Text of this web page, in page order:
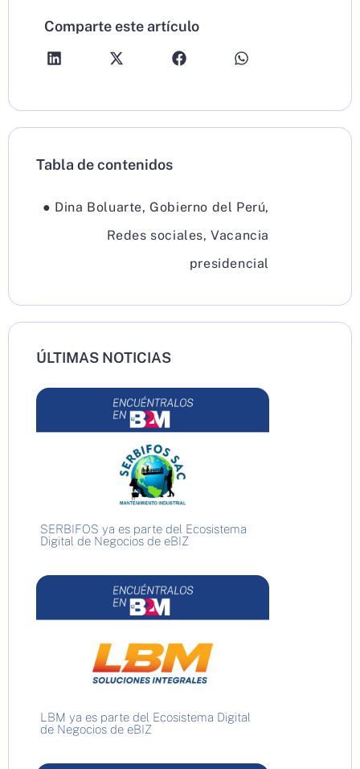
Comparte este artículo
Tabla de contenidos
● Dina Boluarte,Gobierno del Perú,
Redes sociales,Vacancia
presidencial
ÚLTIMAS NOTICIAS
SERBIFOS ya es parte del Ecosistema
Digital de Negocios de eBIZ
LBM ya es parte del Ecosistema Digital
de Negocios de eBIZ